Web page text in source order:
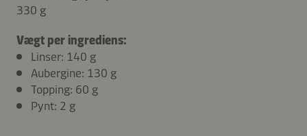
330 g
Vægt per ingrediens:
Linser: 140 g
Aubergine: 130 g
Topping: 60 g
Pynt: 2 g